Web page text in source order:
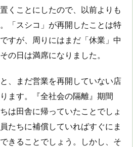
くことにしたので、以前よりも
「スシコ」が再開したことは特
すが、周りにはまだ「休業」中
の日は満席になりました。
、まだ営業を再開していない店
ます。『全社会の隔離』期間
は田舎に帰っていたことでしょ
たちに補償していればすぐにま
きることでしょう。しかし、そ